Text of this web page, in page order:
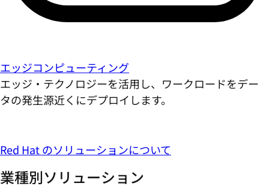
エッジコンピューティング
エッジ・テクノロジーを活用し、ワークロードをデー
タの発生源近くにデプロイします。
Red Hat のソリューションについて
業種別ソリューション